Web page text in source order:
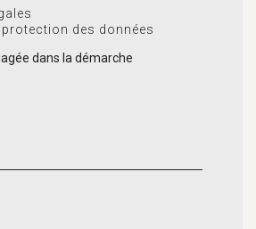
des données
dans la démarche